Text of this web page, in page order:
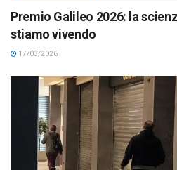
Premio Galileo 2026: la
stiamo vivendo
17/03/2026